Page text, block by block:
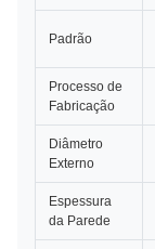
Padrão
Processo de
Fabricação
Diâmetro
Externo
Espessura
da Parede